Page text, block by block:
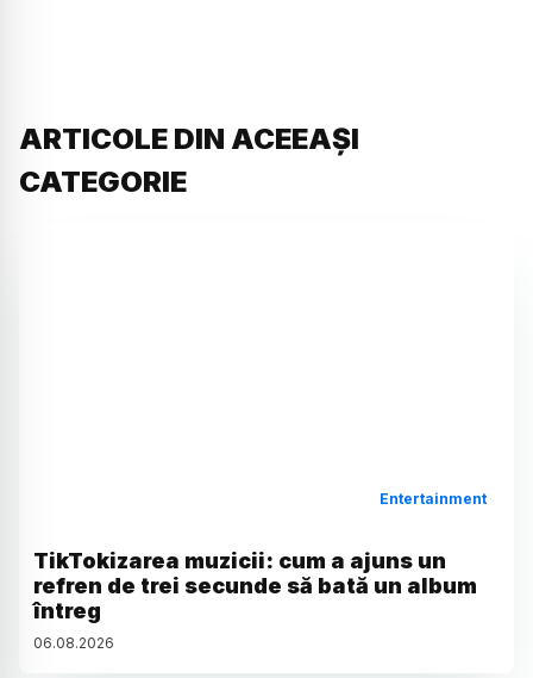
ARTICOLE DIN ACEEAȘI
CATEGORIE
Entertainment
TikTokizarea muzicii: cum a ajuns un
refren de trei secunde să bată un album
întreg
06.08.2026